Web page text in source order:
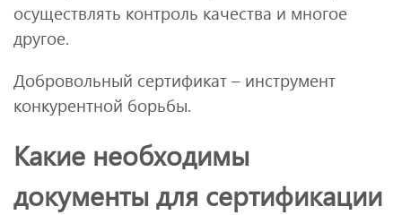
осуществлять контроль качества и многое
другое.
Добровольный сертификат – инструмент
конкурентной борьбы.
Какие необходимы
документы для сертификации